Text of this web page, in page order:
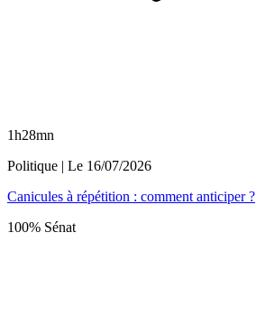
1h28mn
Politique | Le 16/07/2026
Canicules à répétition : comment anticiper ?
100% Sénat